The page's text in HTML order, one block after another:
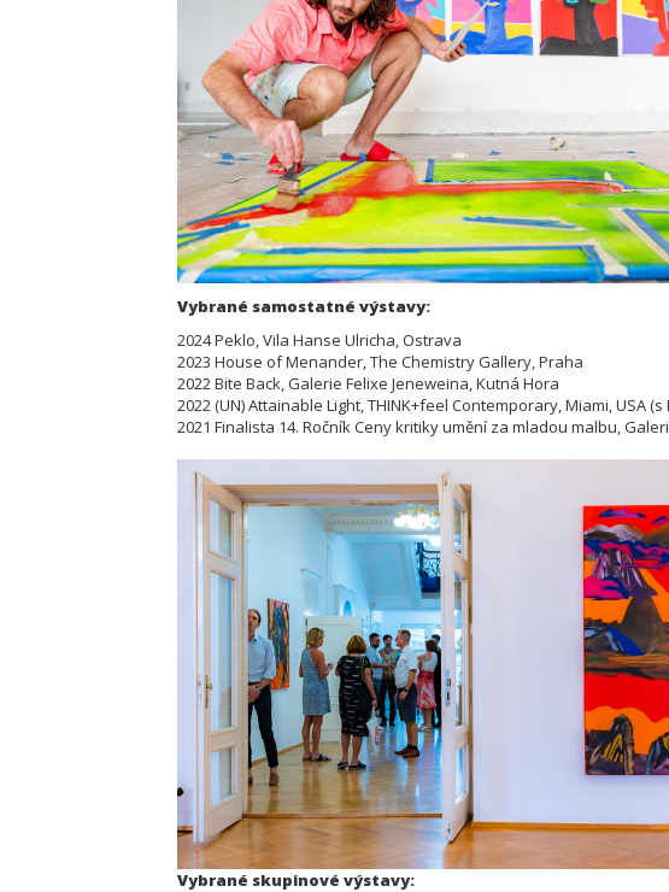
Vybrané samostatné výstavy:
2024 Peklo, Vila Hanse Ulricha, Ostrava
2023 House of Menander, The Chemistry Gallery, Praha
2022 Bite Back, Galerie Felixe Jeneweina, Kutná Hora
2022 (UN) Attainable Light, THINK+feel Contemporary, Miami, USA (s
2021 Finalista 14. Ročník Ceny kritiky umění za mladou malbu,
Vybrané skupinové výstavy: